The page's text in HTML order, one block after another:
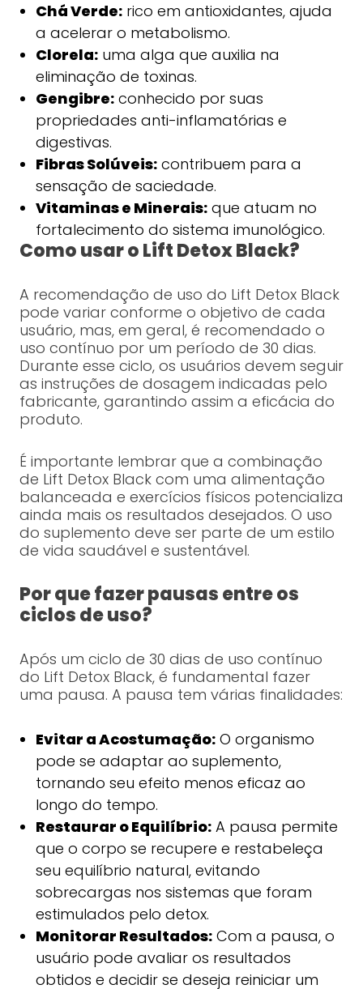
Chá Verde:rico em antioxidantes, ajuda
a acelerar o metabolismo.
Clorela:uma alga que auxilia na
eliminação de toxinas.
Gengibre:conhecido por suas
propriedades anti-inflamatórias e
digestivas.
Fibras Solúveis:contribuem para a
sensação de saciedade.
Vitaminas e Minerais:que atuam no
fortalecimento do sistema imunológico.
Como usar o Lift Detox Black?
A recomendação de uso do Lift Detox Black
pode variar conforme o objetivo de cada
usuário, mas, em geral, é recomendado o
uso contínuo por um período de 30 dias.
Durante esse ciclo, os usuários devem seguir
as instruções de dosagem indicadas pelo
fabricante, garantindo assim a eficácia do
produto.
É importante lembrar que a combinação
de Lift Detox Black com uma alimentação
balanceada e exercícios físicos potencializa
ainda mais os resultados desejados. O uso
do suplemento deve ser parte de um estilo
de vida saudável e sustentável.
Por que fazer pausas entre os
ciclos de uso?
Após um ciclo de 30 dias de uso contínuo
do Lift Detox Black, é fundamental fazer
uma pausa. A pausa tem várias finalidades:
Evitar a Acostumação:O organismo
pode se adaptar ao suplemento,
tornando seu efeito menos eficaz ao
longo do tempo.
Restaurar o Equilíbrio:A pausa permite
que o corpo se recupere e restabeleça
seu equilíbrio natural, evitando
sobrecargas nos sistemas que foram
estimulados pelo detox.
Monitorar Resultados:Com a pausa, o
usuário pode avaliar os resultados
obtidos e decidir se deseja reiniciar um